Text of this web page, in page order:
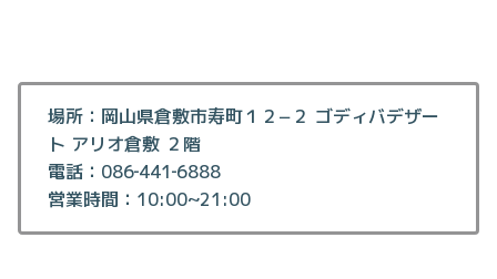
場所：岡山県倉敷市寿町１２−２ ゴディバデザー
ト アリオ倉敷 ２階
電話：086‐441‐6888
営業時間：10:00~21:00